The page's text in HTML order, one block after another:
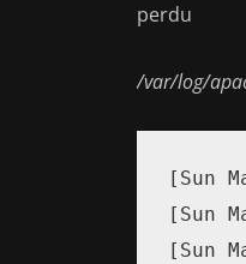
perdu
/var/log/
[Sun
[Sun
[Sun